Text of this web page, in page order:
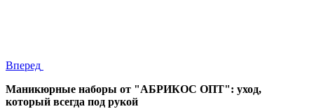
Вперед
Маникюрные наборы от "АБРИКОС ОПТ": уход,
который всегда под рукой